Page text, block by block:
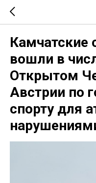
Камчатские
вошли в
Открытом
Австрии по
спорту для